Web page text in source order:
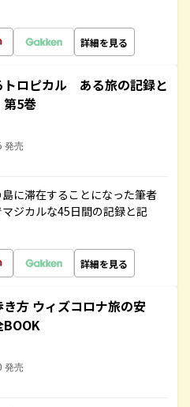
詳細を見る
トロピカル ある旅の記録と
5巻
発売
に滞在することになった筆者
ジカルな45日間の記録と記
詳細を見る
方 ウィズコロナ旅の安
発売